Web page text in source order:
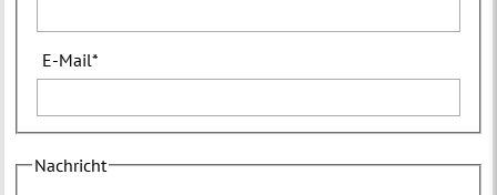
E-Mail*
Nachricht